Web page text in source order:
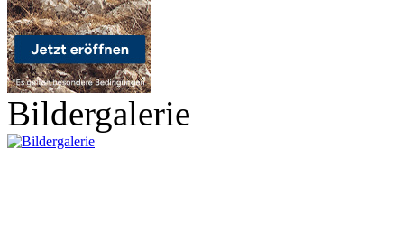
Bildergalerie